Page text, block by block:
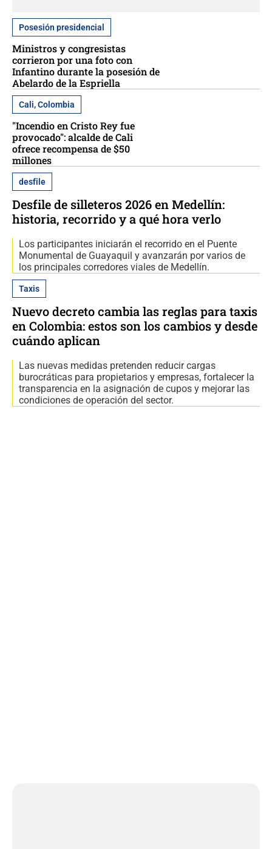
Posesión presidencial
Ministros y congresistas
corrieron por una foto con
Infantino durante la posesión de
Abelardo de la Espriella
Cali, Colombia
"Incendio en Cristo Rey fue
provocado": alcalde de Cali
ofrece recompensa de $50
millones
desfile
Desfile de silleteros 2026 en Medellín:
historia, recorrido y a qué hora verlo
Los participantes iniciarán el recorrido en el Puente
Monumental de Guayaquil y avanzarán por varios de
los principales corredores viales de Medellín.
Taxis
Nuevo decreto cambia las reglas para taxis
en Colombia: estos son los cambios y desde
cuándo aplican
Las nuevas medidas pretenden reducir cargas
burocráticas para propietarios y empresas, fortalecer la
transparencia en la asignación de cupos y mejorar las
condiciones de operación del sector.